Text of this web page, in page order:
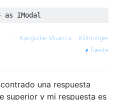
as IModal
— Kangudie Muanza - Killmonger
fuente
una respuesta
superior y mi respuesta es